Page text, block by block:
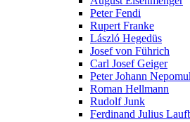
Peter Fendi
Rupert Franke
László Hegedüs
Josef von Führich
Carl Josef Geiger
Peter Johann
Roman Hellmann
Rudolf Junk
Ferdinand Julius